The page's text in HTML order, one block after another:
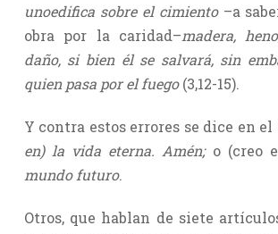
unoedifica sobre el cimiento –a
obra por la caridad–madera,
daño, si bien él se salvará, sin
quien pasa por el fuego(3,12-15).
Y contra estos errores se dice en el
en) la vida eterna. Amén; o (creo
mundo futuro.
Otros, que hablan de siete